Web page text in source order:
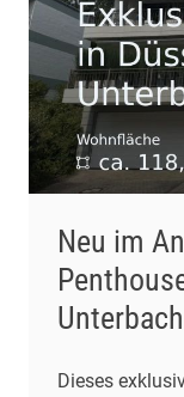
Neu im
Dieses